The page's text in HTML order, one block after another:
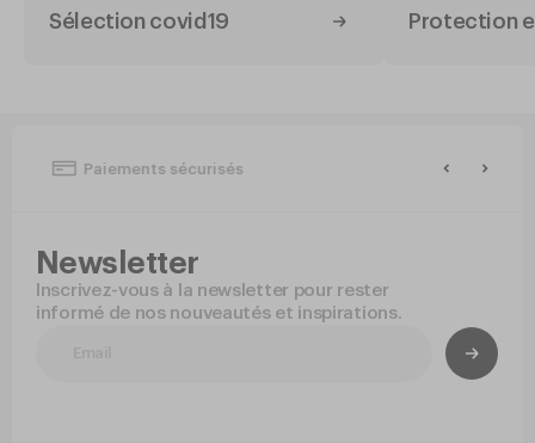
Sélection covid19 Protection
Paiements sécurisés
Newsletter
Inscrivez-vous à la newsletter pour rester
informé de nos nouveautés et inspirations.